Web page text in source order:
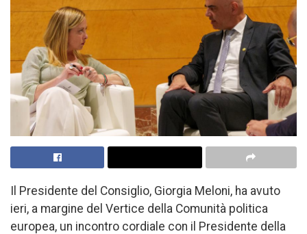
Il Presidente del Consiglio, Giorgia Meloni, ha avuto
ieri, a margine del Vertice della Comunità politica
europea, un incontro cordiale con il Presidente della